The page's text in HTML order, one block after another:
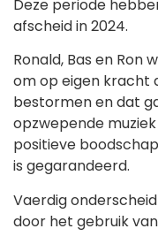
Deze periode
afscheid in 2024.
Ronald, Bas en Ron
om op eigen kracht
bestormen en dat
opzwepende
positieve
is gegarandeerd.
Vaerdig
door het gebruik